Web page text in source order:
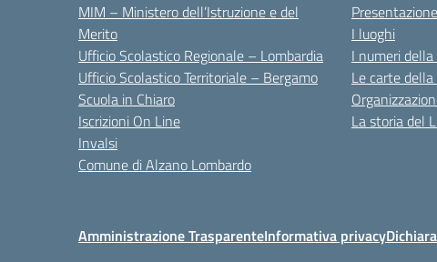
MIM – Ministero dell’Istruzione e del
Merito
Ufficio Scolastico Regionale – Lombardia
Ufficio Scolastico Territoriale – Bergamo
Scuola in Chiaro
Iscrizioni On Line
Invalsi
Comune di Alzano Lombardo
Presentazione
I luoghi
I numeri
Le carte
La storia del
Amministrazione TrasparenteInformativa privacy